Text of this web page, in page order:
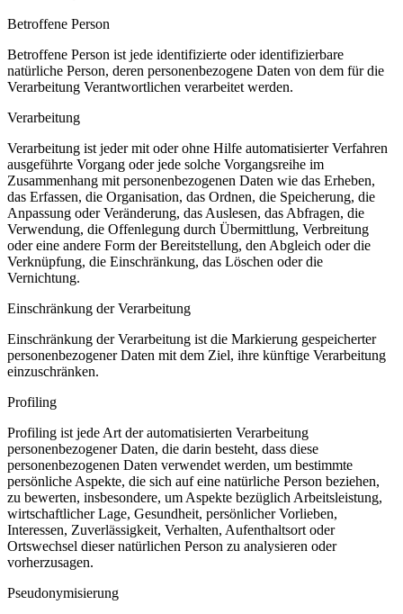
Betroffene Person
Betroffene Person ist jede identifizierte oder identifizierbare
natürliche Person, deren personenbezogene Daten von dem für die
Verarbeitung Verantwortlichen verarbeitet werden.
Verarbeitung
Verarbeitung ist jeder mit oder ohne Hilfe automatisierter Verfahren
ausgeführte Vorgang oder jede solche Vorgangsreihe im
Zusammenhang mit personenbezogenen Daten wie das Erheben,
das Erfassen, die Organisation, das Ordnen, die Speicherung, die
Anpassung oder Veränderung, das Auslesen, das Abfragen, die
Verwendung, die Offenlegung durch Übermittlung, Verbreitung
oder eine andere Form der Bereitstellung, den Abgleich oder die
Verknüpfung, die Einschränkung, das Löschen oder die
Vernichtung.
Einschränkung der Verarbeitung
Einschränkung der Verarbeitung ist die Markierung gespeicherter
personenbezogener Daten mit dem Ziel, ihre künftige Verarbeitung
einzuschränken.
Profiling
Profiling ist jede Art der automatisierten Verarbeitung
personenbezogener Daten, die darin besteht, dass diese
personenbezogenen Daten verwendet werden, um bestimmte
persönliche Aspekte, die sich auf eine natürliche Person beziehen,
zu bewerten, insbesondere, um Aspekte bezüglich Arbeitsleistung,
wirtschaftlicher Lage, Gesundheit, persönlicher Vorlieben,
Interessen, Zuverlässigkeit, Verhalten, Aufenthaltsort oder
Ortswechsel dieser natürlichen Person zu analysieren oder
vorherzusagen.
Pseudonymisierung